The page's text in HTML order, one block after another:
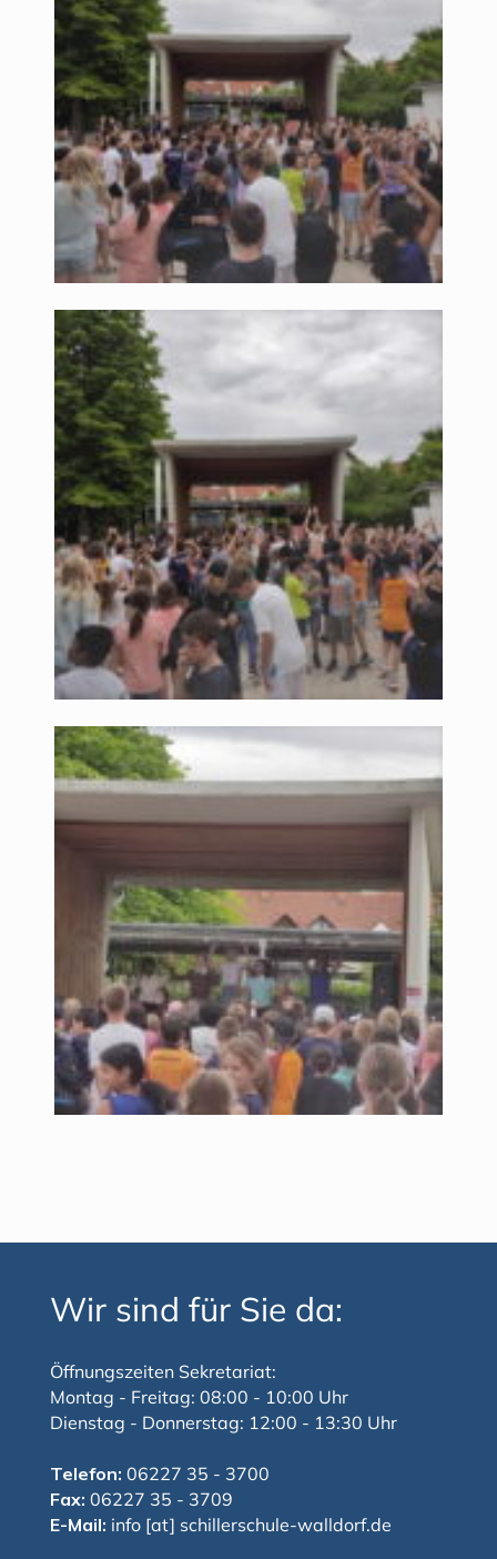
Wir sind für Sie da:
Öffnungszeiten Sekretariat:
Montag - Freitag: 08:00 - 10:00 Uhr
Dienstag - Donnerstag: 12:00 - 13:30 Uhr
Telefon: 06227 35 - 3700
Fax: 06227 35 - 3709
E-Mail: info [at] schillerschule-walldorf.de